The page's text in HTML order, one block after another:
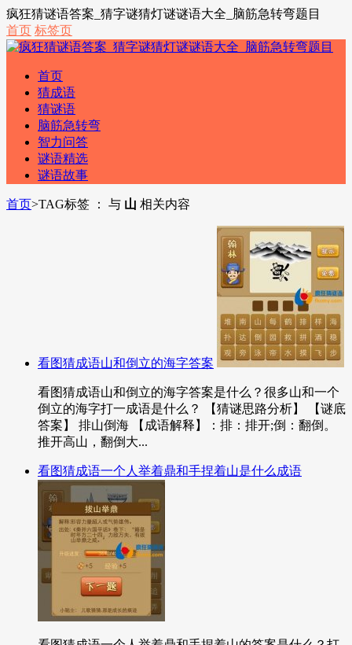
疯狂猜谜语答案_猜字谜猜灯谜谜语大全_脑筋急转弯题目
首页 标签页
首页
猜成语
猜谜语
脑筋急转弯
智力问答
谜语精选
谜语故事
首页>TAG标签 ： 与 山 相关内容
看图猜成语山和倒立的海字答案
看图猜成语山和倒立的海字答案是什么？很多山和一个
倒立的海字打一成语是什么？ 【猜谜思路分析】 【谜底
答案】 排山倒海 【成语解释】：排：排开;倒：翻倒。
推开高山，翻倒大...
看图猜成语一个人举着鼎和手捏着山是什么成语